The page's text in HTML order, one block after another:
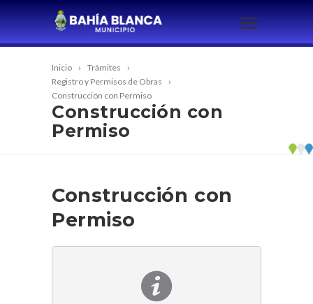
Inicio
Trámites
Registro y Permisos de Obras
Construcción con Permiso
Construcción con
Permiso
Construcción con
Permiso